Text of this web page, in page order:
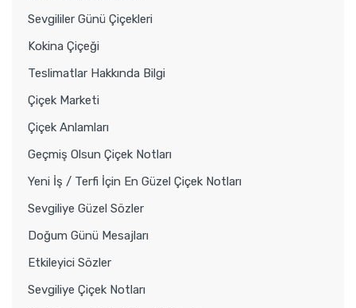
Sevgililer Günü Çiçekleri
Kokina Çiçeği
Teslimatlar Hakkında Bilgi
Çiçek Marketi
Çiçek Anlamları
Geçmiş Olsun Çiçek Notları
Yeni İş / Terfi İçin En Güzel Çiçek Notları
Sevgiliye Güzel Sözler
Doğum Günü Mesajları
Etkileyici Sözler
Sevgiliye Çiçek Notları